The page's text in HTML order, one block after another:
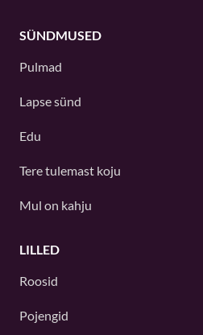
SÜNDMUSED
Pulmad
Lapse sünd
Edu
Tere tulemast koju
Mul on kahju
LILLED
Roosid
Pojengid